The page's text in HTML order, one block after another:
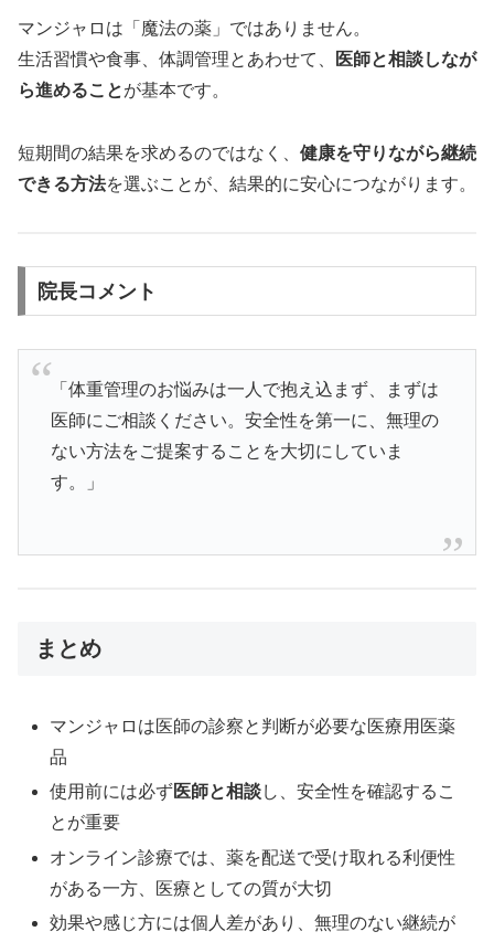
マンジャロは「魔法の薬」ではありません。
生活習慣や食事、体調管理とあわせて、
医師と相談しなが
ら進めることが基本です。
短期間の結果を求めるのではなく、 健康を守りながら継続
できる方法を選ぶことが、結果的に安心につながります。
院長コメント
「体重管理のお悩みは一人で抱え込まず、まずは
医師にご相談ください。安全性を第一に、無理の
ない方法をご提案することを大切にしていま
す。」
まとめ
マンジャロは医師の診察と判断が必要な医療用医薬
品
使用前には必ず医師と相談し、安全性を確認するこ
とが重要
オンライン診療では、薬を配送で受け取れる利便性
がある一方、医療としての質が大切
効果や感じ方には個人差があり、無理のない継続が